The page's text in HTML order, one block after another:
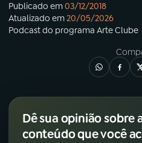
Publicado em03/12/2018
Atualizado em20/05/2026
Podcastdo programa Arte Clube
Dê sua opinião sobre
conteúdo que você